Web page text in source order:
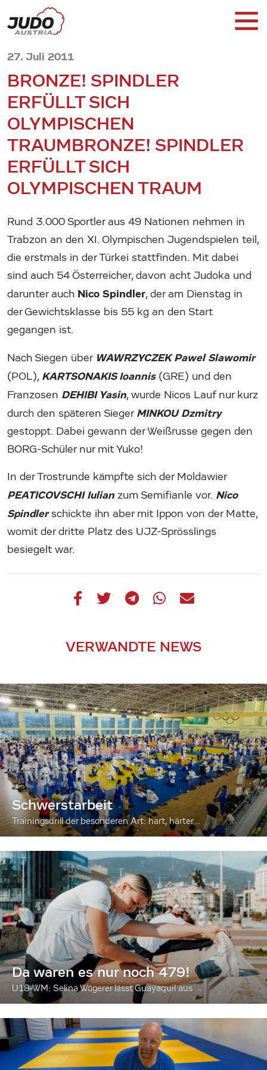
27. Juli 2011
BRONZE! SPINDLER
ERFÜLLT SICH
OLYMPISCHEN
TRAUMBRONZE! SPINDLER
ERFÜLLT SICH
OLYMPISCHEN TRAUM
Rund 3.000 Sportler aus 49 Nationen nehmen in
Trabzon an den XI. Olympischen Jugendspielen teil,
die erstmals in der Türkei stattfinden. Mit dabei
sind auch 54 Österreicher, davon acht Judoka und
darunter auch Nico Spindler, der am Dienstag in
der Gewichtsklasse bis 55 kg an den Start
gegangen ist.
Nach Siegen über WAWRZYCZEK Pawel Slawomir
(POL), KARTSONAKIS Ioannis(GRE) und den
Franzosen DEHIBI Yasin, wurde Nicos Lauf nur kurz
durch den späteren SiegerMINKOU Dzmitry
gestoppt. Dabei gewann der Weißrusse gegen den
BORG-Schüler nur mit Yuko!
In der Trostrunde kämpfte sich der Moldawier
PEATICOVSCHI Iulian zum Semifianle vor. Nico
Spindlerschickte ihn aber mit Ippon von der Matte,
womit der dritte Platz des UJZ-Sprösslings
besiegelt war.
VERWANDTE NEWS
Schwerstarbeit
Trainingsdrill der besonderen Art: hart, härter...
Da waren es nur noch 479!
U18-WM: Selina Wögerer lässt Guayaquil aus